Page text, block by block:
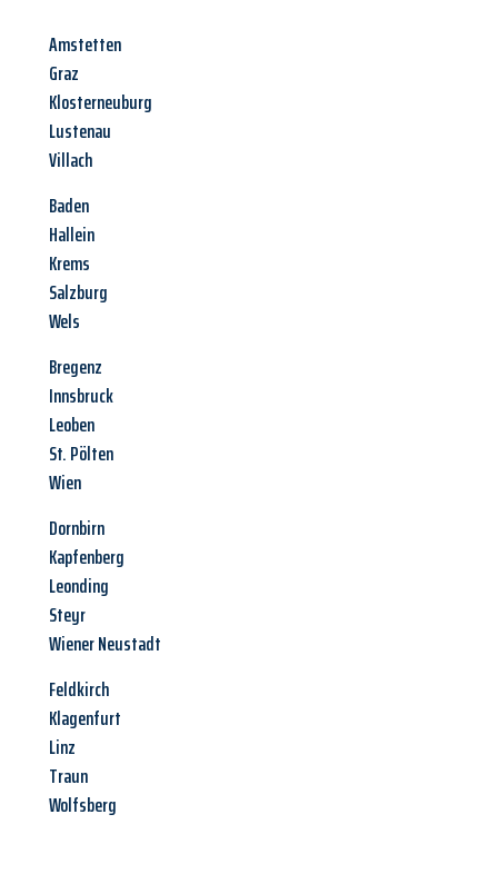
Amstetten
Graz
Klosterneuburg
Lustenau
Villach
Baden
Hallein
Krems
Salzburg
Wels
Bregenz
Innsbruck
Leoben
St. Pölten
Wien
Dornbirn
Kapfenberg
Leonding
Steyr
Wiener Neustadt
Feldkirch
Klagenfurt
Linz
Traun
Wolfsberg